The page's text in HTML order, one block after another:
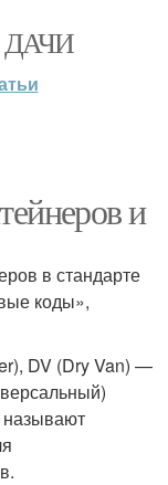
и
в стандарте
коды»,
DV (Dry Van) —
называют